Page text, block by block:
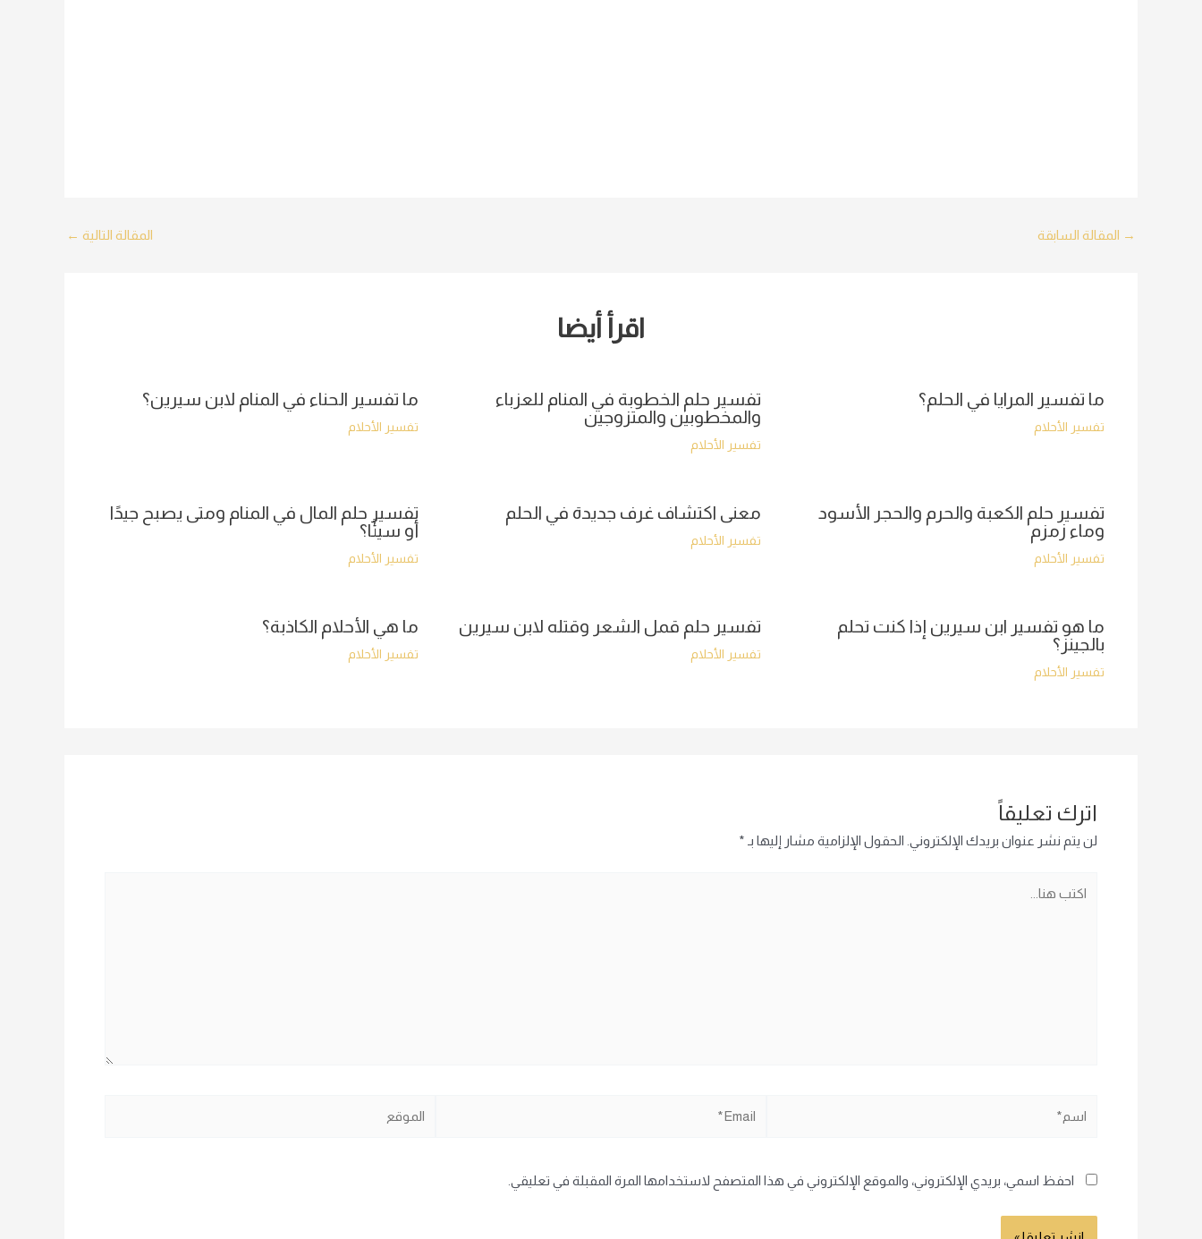
Post
→ المقالة السابقة المقالة التالية ←
اقرأ أيضا
ما تفسير المرايا في الحلم؟
تفسير الأحلام
تفسير حلم الخطوبة في المنام للعزباء
والمخطوبين والمتزوجين
تفسير الأحلام
ما تفسير الحناء في المنام لابن سيرين؟
تفسير الأحلام
تفسير حلم الكعبة والحرم والحجر الأسود
وماء زمزم
تفسير الأحلام
معنى اكتشاف غرف جديدة في الحلم
تفسير الأحلام
تفسير حلم المال في المنام ومتى يصبح جيدًا
أو سيئًا؟
تفسير الأحلام
ما هو تفسير ابن سيرين إذا كنت تحلم
بالجينز؟
تفسير الأحلام
تفسير حلم قمل الشعر وقتله لابن سيرين
تفسير الأحلام
ما هي الأحلام الكاذبة؟
تفسير الأحلام
اترك تعليقاً
لن يتم نشر عنوان بريدك الإلكتروني. الحقول الإلزامية مشار إليها بـ *
هنا...
احفظ اسمي، بريدي الإلكتروني، والموقع الإلكتروني في هذا المتصفح لاستخدامها المرة المقبلة في تعليقي.